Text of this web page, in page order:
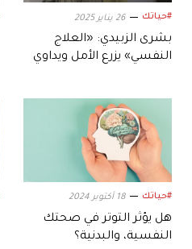
#حياتك 26 يناير 2025
بشرى الزبيدي: «العلاج
النفسي» يزرع الأمل ويداوي
#حياتك 18 أكتوبر 2024
‬النفسية،‭ ‬والبدنية؟